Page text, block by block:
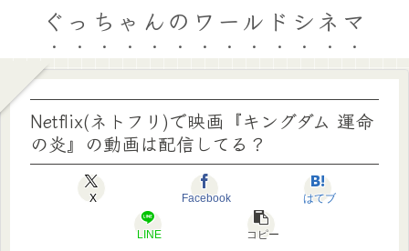
ぐっちゃんのワールドシネマ
Netflix(ネトフリ)で映画『キングダム 運命
の炎』の動画は配信してる？
X Facebook はてブ
LINE コピー